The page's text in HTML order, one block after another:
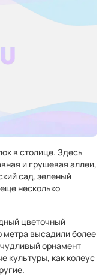
в столице. Здесь
и грушевая аллеи,
сад, зеленый
несколько
цветочный
метра высадили более
орнамент
культуры, как колеус